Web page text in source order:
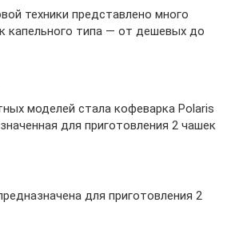
техники представлено много
капельного типа — от дешевых до
моделей стала кофеварка Polaris
для приготовления 2 чашек
для приготовления 2